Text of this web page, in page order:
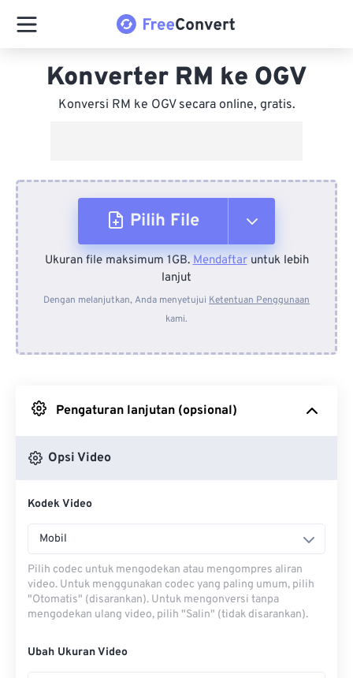
Konverter RM ke OGV
Konversi RM ke OGV secara online, gratis.
Pilih File
Dari Perangkat
Dari Dropbox
Ukuran file maksimum 1GB.Mendaftaruntuk lebih
lanjut
Dengan melanjutkan, Anda menyetujui Ketentuan Penggunaan
kami.
Pengaturan lanjutan (opsional)
Opsi Video
Kodek Video
Mobil
Pilih codec untuk mengodekan atau mengompres aliran
video. Untuk menggunakan codec yang paling umum, pilih
"Otomatis" (disarankan). Untuk mengonversi tanpa
mengodekan ulang video, pilih "Salin" (tidak disarankan).
Ubah Ukuran Video